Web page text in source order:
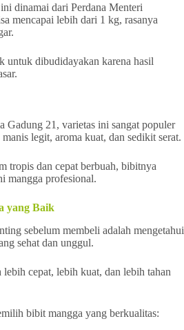
dinamai dari Perdana Menteri
mencapai lebih dari 1 kg, rasanya
untuk dibudidayakan karena hasil
Gadung 21, varietas ini sangat populer
legit, aroma kuat, dan sedikit serat.
tropis dan cepat berbuah, bibitnya
mangga profesional.
yang Baik
sebelum membeli adalah mengetahui
sehat dan unggul.
cepat, lebih kuat, dan lebih tahan
bibit mangga yang berkualitas: